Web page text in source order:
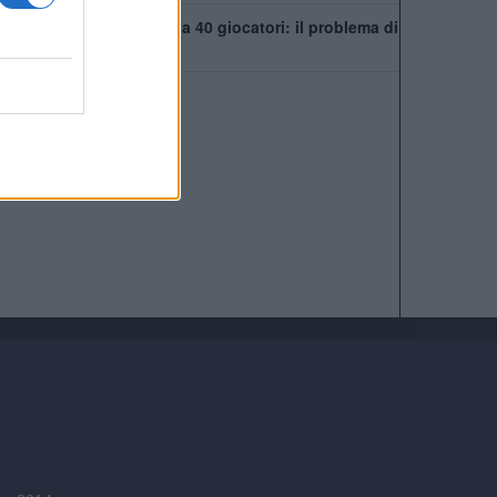
Chelsea, rosa infinita da 40 giocatori: il problema di